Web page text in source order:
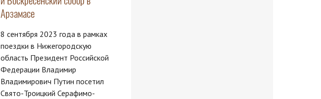
Арзамасе
8 сентября 2023 года в рамках
поездки в Нижегородскую
область Президент Российской
Федерации Владимир
Владимирович Путин посетил
Свято-Троицкий Серафимо-